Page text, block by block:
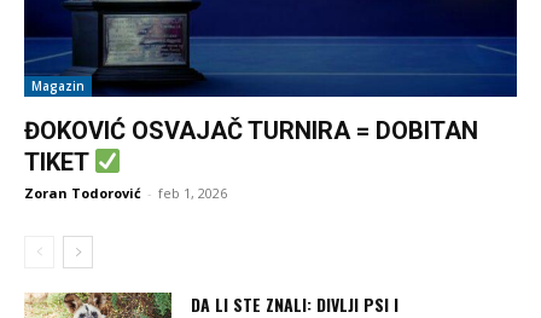
Magazin
ĐOKOVIĆ OSVAJAČ TURNIRA = DOBITAN
TIKET
Zoran Todorović - feb 1, 2026
DA LI STE ZNALI: DIVLJI PSI I